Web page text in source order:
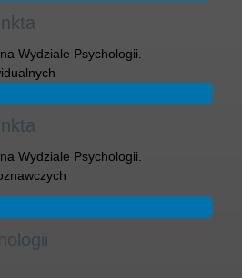
Wydziale Psychologii.
Wydziale Psychologii.